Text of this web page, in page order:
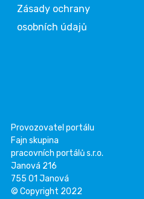
Zásady ochrany
osobních údajů
Provozovatel portálu
Fajn skupina
pracovních portálů s.r.o.
Janová 216
755 01 Janová
© Copyright 2022